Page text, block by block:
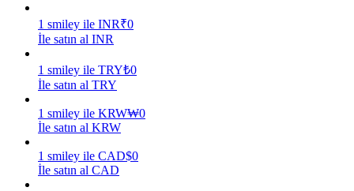
Power Piggy
1 smiley ile INR₹0
İle satın al INR
1 smiley ile TRY₺0
İle satın al TRY
1 smiley ile KRW₩0
İle satın al KRW
1 smiley ile CAD$0
İle satın al CAD